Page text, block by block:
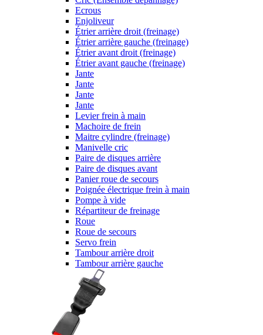
Ecrous
Enjoliveur
Étrier arrière droit (freinage)
Étrier arrière gauche (freinage)
Étrier avant droit (freinage)
Étrier avant gauche (freinage)
Jante
Jante
Jante
Jante
Levier frein à main
Machoire de frein
Maitre cylindre (freinage)
Manivelle cric
Paire de disques arrière
Paire de disques avant
Panier roue de secours
Poignée électrique frein à main
Pompe à vide
Répartiteur de freinage
Roue
Roue de secours
Servo frein
Tambour arrière droit
Tambour arrière gauche